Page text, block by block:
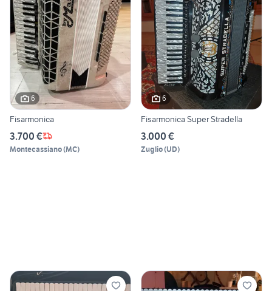
6
Fisarmonica
3.700 €
Montecassiano(MC)
6
Fisarmonica Super Stradella
3.000 €
Zuglio(UD)